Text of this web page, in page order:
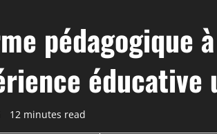
pédagogique
éducative
12 minutes read